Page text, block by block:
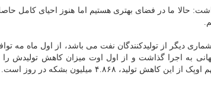
داشت: حالا ما در فضای بهتری هستیم اما هنوز احیای کامل
۴.۸۶۸ میلیون بشکه در روز است.